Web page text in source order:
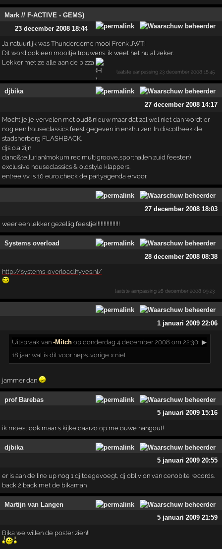
Mark // F-ACTIVE - GEMS)
23 december 2008 18:44
Ja natuurlijk was Thunderdome mooi Frenk JWT!
Dit word ook een mooitje trouwens. ik weet het nu al zeker.
Lekker met ze alle aan de pizza
laatste aanpassing 23 december 2008 18:45
djbika
27 december 2008 14:17
Mocht je je vervelen met oud&nieuw maar dat zal wel niet dan wordt er
nog een houseclassics feest gegeven in enkhuizen. In discotheek de
stadsherberg FLASHBACK.
djs o.a zijn
dano&tellurian(mokum rec,multigroove,sporthallen zuid feesten)
exclusive houseclassics & oldstyle klappers.
entree v.v is 10 euro.check de partyagenda ervoor.
27 december 2008 18:03
weer een lekker gezellig feestje!!!!!!!!!!!!!!!!
Systems overload
28 december 2008 08:38
http://systems-overload.hyves.nl/
laatste aanpassing 28 december 2008 09:23
1 januari 2009 22:06
Uitspraak van-Mitch op donderdag 4 december 2008 om 22:30: ▶
18 jaar wat is dit voor neps...vorige x niet
jammer dan,
prof Barebas
5 januari 2009 15:16
ik moest ook maar s kijke daarzo op me ouwe hangout!
djbika
5 januari 2009 20:55
er is aan de line up nog 1 dj toegevoegt, dj oblivion van cenobite records.
back 2 back met de bikaman
Martijn van Langen
5 januari 2009 21:59
Bika we willen de poster zien!!